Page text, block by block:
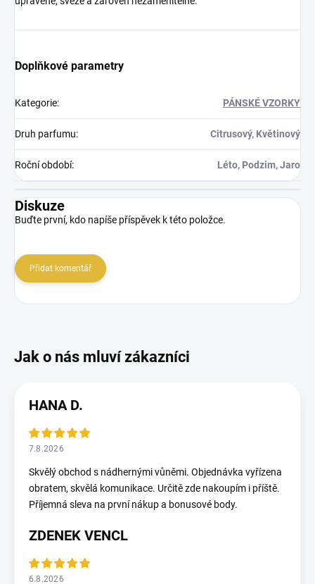
Doplňkové parametry
Kategorie: PÁNSKÉ VZORKY
Druh parfumu: Citrusový, Květinový
Roční období: Léto, Podzim, Jaro
Diskuze
Buďte první, kdo napíše příspěvek k této položce.
Přidat komentář
HANA D.
7.8.2026
Skvělý obchod s nádhernými vůněmi. Objednávka vyřízena
obratem, skvělá komunikace. Určitě zde nakoupím i příště.
Příjemná sleva na první nákup a bonusové body.
ZDENEK VENCL
6.8.2026